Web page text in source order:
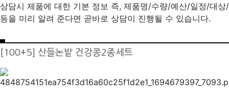
상담시 제품에 대한 기본 정보 즉, 제품명/수량/예산/일정/대상/
등을 미리 알려 준다면 곧바로 상담이 진행될 수 있습니다.
[100+5] 산들논밭 건강콩2종세트